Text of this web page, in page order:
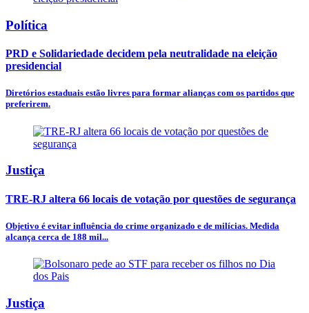
Política
PRD e Solidariedade decidem pela neutralidade na eleição
presidencial
Diretórios estaduais estão livres para formar alianças com os partidos que
preferirem.
Justiça
TRE-RJ altera 66 locais de votação por questões de segurança
Objetivo é evitar influência do crime organizado e de milícias. Medida
alcança cerca de 188 mil...
Justiça